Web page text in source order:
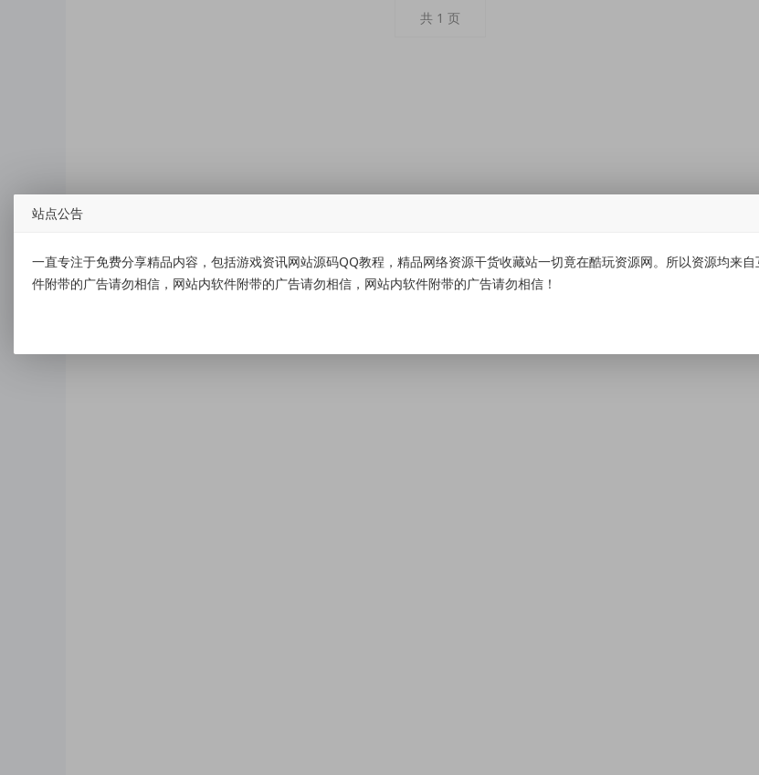
共 1 页
站点公告
一直专注于免费分享精品内容，包括游戏资讯网站源码QQ教程，精品网络资源干货收藏站一切竟在酷玩资源网。所以资源均来
件附带的广告请勿相信，网站内软件附带的广告请勿相信，网站内软件附带的广告请勿相信！